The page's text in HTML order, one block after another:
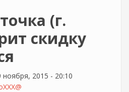
(г.
скидку
2015 - 20:10